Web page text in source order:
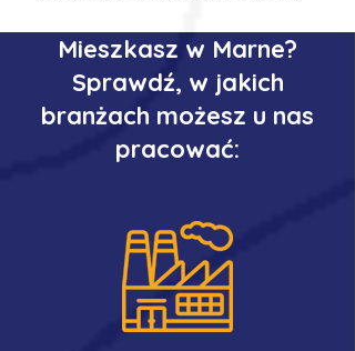
Mieszkasz w Marne?
Sprawdź, w jakich
branżach możesz u nas
pracować: